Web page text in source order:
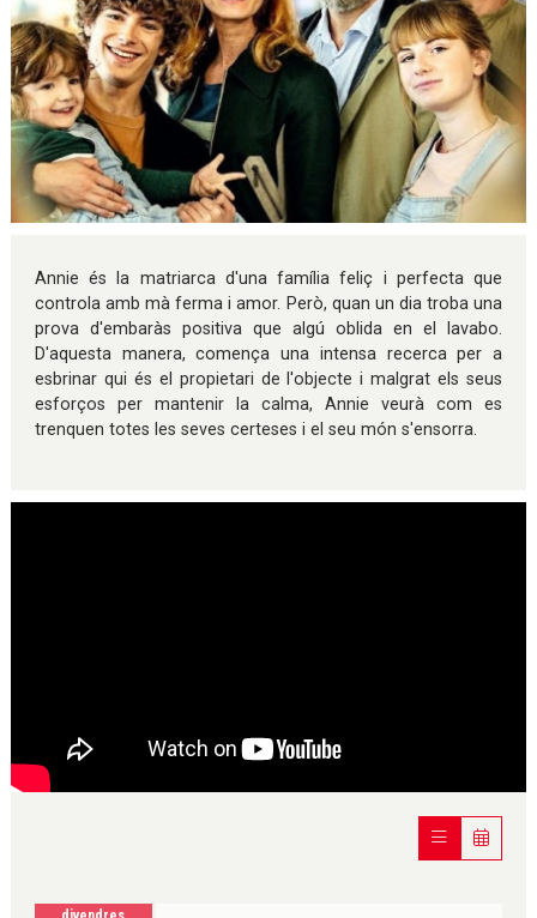
Annie és la matriarca d'una família feliç i perfecta que
controla amb mà ferma i amor. Però, quan un dia troba una
prova d'embaràs positiva que algú oblida en el lavabo.
D'aquesta manera, comença una intensa recerca per a
esbrinar qui és el propietari de l'objecte i malgrat els seus
esforços per mantenir la calma, Annie veurà com es
trenquen totes les seves certeses i el seu món s'ensorra.